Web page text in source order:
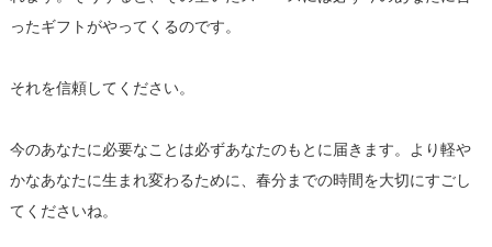
ったギフトがやってくるのです。
それを信頼してください。
今のあなたに必要なことは必ずあなたのもとに届きます。より軽や
かなあなたに生まれ変わるために、春分までの時間を大切にすごし
てくださいね。